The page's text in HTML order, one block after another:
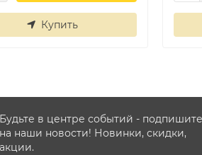
Купить
Будьте в центре событий -
на наши новости! Новинки, скидки,
акции.